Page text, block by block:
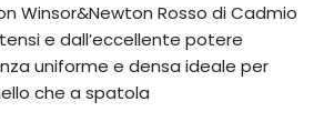
Winsor&Newton Rosso di Cadmio
e dall’eccellente potere
uniforme e densa ideale per
che a spatola